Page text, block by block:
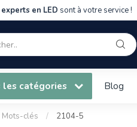
experts en LED sont à votre service !
les catégories Blog
Mots-clés / 2104-5